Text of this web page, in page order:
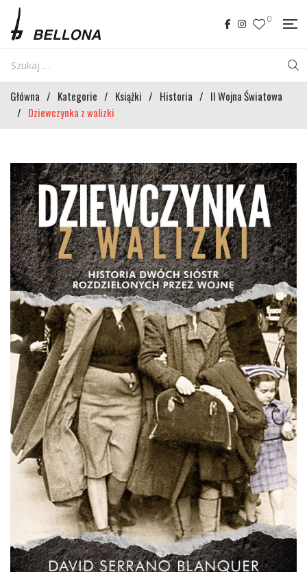
0
Główna / Kategorie / Książki / Historia / II Wojna Światowa
/ Dziewczynka z walizki